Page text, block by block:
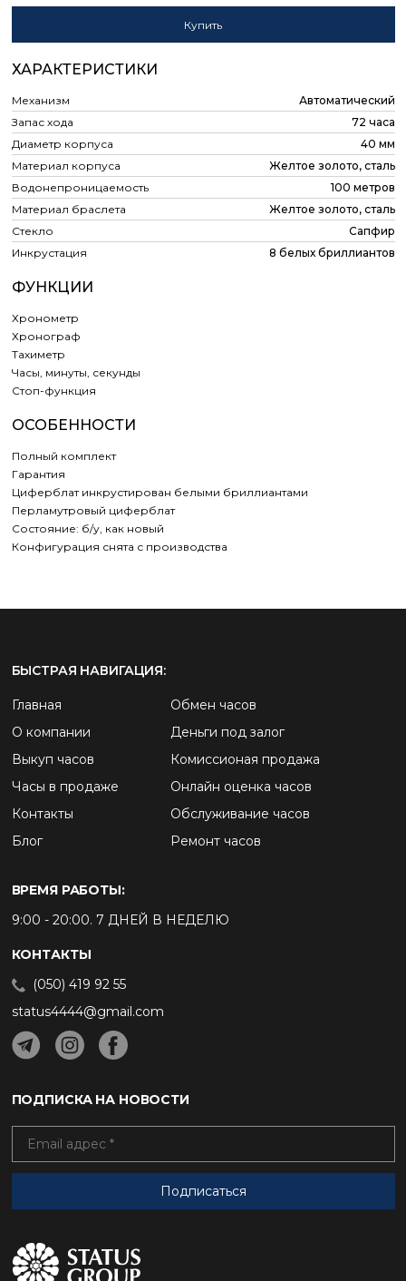
Купить
ХАРАКТЕРИСТИКИ
Механизм
Автоматический
Запас хода
72 часа
Диаметр корпуса
40 мм
Материал корпуса
Желтое золото, сталь
Водонепроницаемость
100 метров
Материал браслета
Желтое золото, сталь
Стекло
Сапфир
Инкрустация
8 белых бриллиантов
ФУНКЦИИ
Хронометр
Хронограф
Тахиметр
Часы, минуты, секунды
Cтоп-функция
ОСОБЕННОСТИ
Полный комплект
Гарантия
Циферблат инкрустирован белыми бриллиантами
Перламутровый циферблат
Состояние: б/у, как новый
Конфигурация снята с производства
БЫСТРАЯ НАВИГАЦИЯ:
Главная
О компании
Выкуп часов
Часы в продаже
Контакты
Блог
Обмен часов
Деньги под залог
Комиссионая продажа
Онлайн оценка часов
Обслуживание часов
Ремонт часов
ВРЕМЯ РАБОТЫ:
9:00 - 20:00. 7 ДНЕЙ В НЕДЕЛЮ
КОНТАКТЫ
(050) 419 92 55
status4444@gmail.com
ПОДПИСКА НА НОВОСТИ